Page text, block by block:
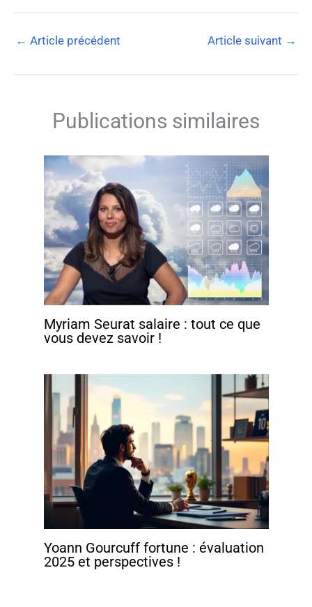
← Article précédent Article suivant →
Publications similaires
Myriam Seurat salaire : tout ce que
vous devez savoir !
Yoann Gourcuff fortune : évaluation
2025 et perspectives !